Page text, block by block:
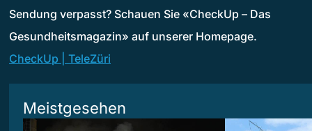
Sendung verpasst? Schauen Sie «CheckUp – Das
Gesundheitsmagazin» auf unserer Homepage.
CheckUp | TeleZüri
Meistgesehen